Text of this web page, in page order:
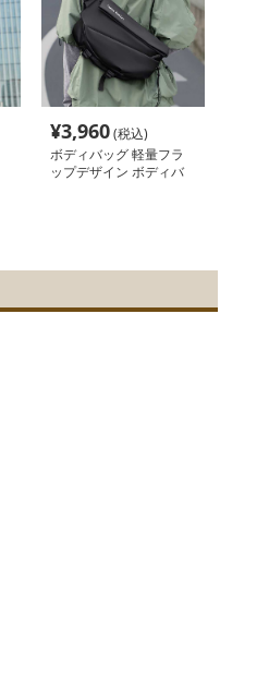
¥3,960(税込)
ボディバッグ 軽量フラ
ップデザイン ボディバ